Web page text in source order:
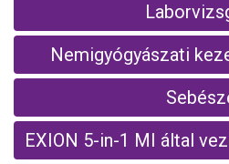
Nemigyógyászati
EXION 5-in-1 MI által